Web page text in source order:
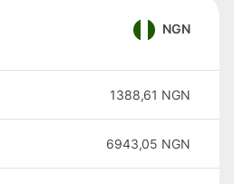
NGN
1388,61 NGN
6943,05 NGN